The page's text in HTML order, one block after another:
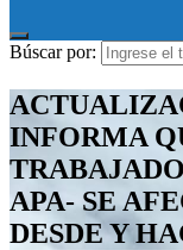
Búscar por:
INFORMA
APA- SE
DESDE Y